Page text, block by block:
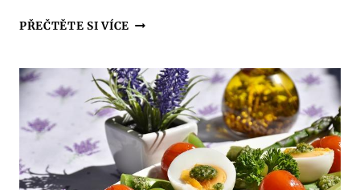
PŘEČTĚTE SI VÍCE OBILOVINY
KOMPLETNÍ
SEZNAM
PRO
VAŠI
DIETU